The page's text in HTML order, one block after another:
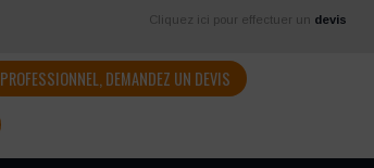
Cliquez ici pour effectuer un devis
PROFESSIONNEL, DEMANDEZ UN DEVIS